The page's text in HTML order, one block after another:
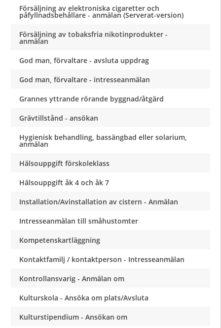
Försäljning av elektroniska cigaretter och
påfyllnadsbehållare - anmälan (Serverat-version)
Försäljning av tobaksfria nikotinprodukter -
anmälan
God man, förvaltare - avsluta uppdrag
God man, förvaltare - intresseanmälan
Grannes yttrande rörande byggnad/åtgärd
Grävtillstånd - ansökan
Hygienisk behandling, bassängbad eller solarium,
anmälan
Hälsouppgift förskoleklass
Hälsouppgift åk 4 och åk 7
Installation/Avinstallation av cistern - Anmälan
Intresseanmälan till småhustomter
Kompetenskartläggning
Kontaktfamilj / kontaktperson - Intresseanmälan
Kontrollansvarig - Anmälan om
Kulturskola - Ansöka om plats/Avsluta
Kulturstipendium - Ansökan om